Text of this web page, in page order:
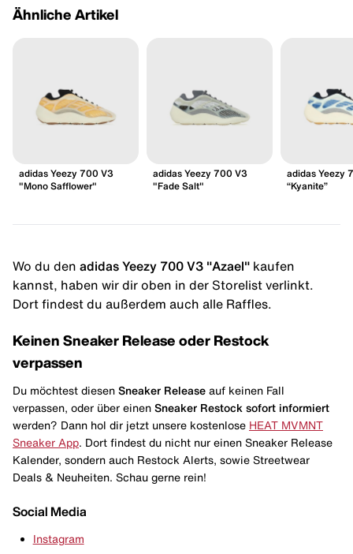
Ähnliche Artikel
adidas Yeezy 700 V3
"Mono Safflower"
adidas Yeezy 700 V3
"Fade Salt"
adidas Yeezy
“Kyanite”
Wo du den adidas Yeezy 700 V3 "Azael" kaufen
kannst, haben wir dir oben in der Storelist verlinkt.
Dort findest du außerdem auch alle Raffles.
Keinen Sneaker Release oder Restock
verpassen
Du möchtest diesen Sneaker Release auf keinen Fall
verpassen, oder über einen Sneaker Restock sofort informiert
werden? Dann hol dir jetzt unsere kostenlose HEAT MVMNT
Sneaker App . Dort findest du nicht nur einen Sneaker Release
Kalender, sondern auch Restock Alerts, sowie Streetwear
Deals & Neuheiten. Schau gerne rein!
Social Media
Instagram